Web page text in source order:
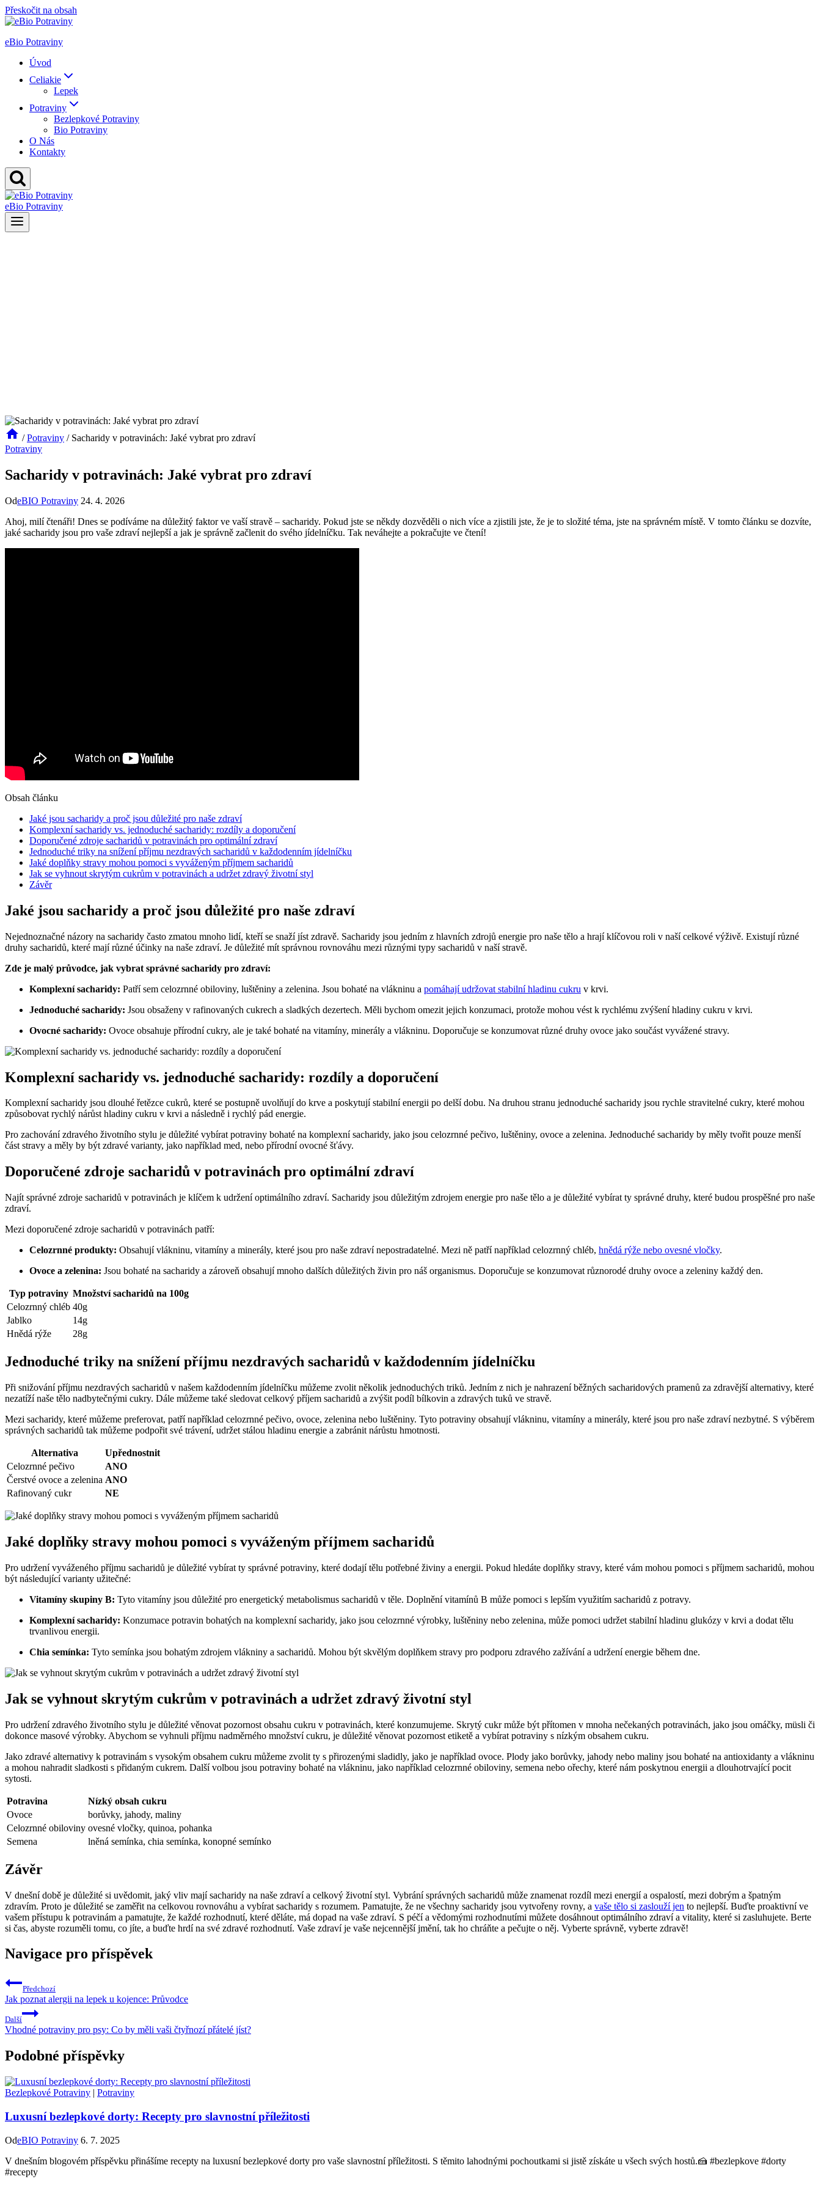
Přeskočit na obsah
eBio Potraviny
Úvod
Celiakie
Lepek
Potraviny
Bezlepkové Potraviny
Bio Potraviny
O Nás
Kontakty
eBio Potraviny
/ Potraviny / Sacharidy v potravinách: Jaké vybrat pro zdraví
Potraviny
Sacharidy v potravinách: Jaké vybrat pro zdraví
OdeBIO Potraviny 24. 4. 2026
Ahoj, milí čtenáři! Dnes se podíváme na důležitý faktor ve vaší stravě – sacharidy. Pokud jste se někdy dozvěděli o nich více a zjistili jste, že je to složité téma, jste na správném místě. V tomto článku se dozvíte,
jaké sacharidy jsou pro vaše zdraví nejlepší a jak je správně začlenit do svého jídelníčku. Tak neváhejte a pokračujte ve čtení!
Obsah článku
Jaké jsou sacharidy a proč jsou důležité pro naše zdraví
Komplexní sacharidy vs. jednoduché sacharidy: rozdíly a doporučení
Doporučené zdroje sacharidů v potravinách pro optimální zdraví
Jednoduché triky na snížení příjmu nezdravých sacharidů v každodenním jídelníčku
Jaké doplňky stravy mohou pomoci s vyváženým příjmem sacharidů
Jak se vyhnout skrytým cukrům v potravinách a udržet zdravý životní styl
Závěr
Jaké jsou sacharidy a proč jsou důležité pro naše zdraví
Nejednoznačné názory na sacharidy často zmatou mnoho lidí, kteří se snaží jíst zdravě. Sacharidy jsou jedním z hlavních zdrojů energie pro naše tělo a hrají klíčovou roli v naší celkové výživě. Existují různé
druhy sacharidů, které mají různé účinky na naše zdraví. Je důležité mít správnou rovnováhu mezi různými typy sacharidů v naší stravě.
Zde je malý průvodce, jak vybrat správné sacharidy pro zdraví:
Komplexní sacharidy: Patří sem celozrnné obiloviny, luštěniny a zelenina. Jsou bohaté na vlákninu a pomáhají udržovat stabilní hladinu cukru v krvi.
Jednoduché sacharidy: Jsou obsaženy v rafinovaných cukrech a sladkých dezertech. Měli bychom omezit jejich konzumaci, protože mohou vést k rychlému zvýšení hladiny cukru v krvi.
Ovocné sacharidy: Ovoce obsahuje přírodní cukry, ale je také bohaté na vitamíny, minerály a vlákninu. Doporučuje se konzumovat různé druhy ovoce jako součást vyvážené stravy.
Komplexní sacharidy vs. jednoduché sacharidy: rozdíly a doporučení
Komplexní sacharidy jsou dlouhé řetězce cukrů, které se postupně uvolňují do krve a poskytují stabilní energii po delší dobu. Na druhou stranu jednoduché sacharidy jsou rychle stravitelné cukry, které mohou
způsobovat rychlý nárůst hladiny cukru v krvi a následně i rychlý pád energie.
Pro zachování zdravého životního stylu je důležité vybírat potraviny bohaté na komplexní sacharidy, jako jsou celozrnné pečivo, luštěniny, ovoce a zelenina. Jednoduché sacharidy by měly tvořit pouze menší
část stravy a měly by být zdravé varianty, jako například med, nebo přírodní ovocné šťávy.
Doporučené zdroje sacharidů v potravinách pro optimální zdraví
Najít správné zdroje sacharidů v potravinách je klíčem k udržení optimálního zdraví. Sacharidy jsou důležitým zdrojem energie pro naše tělo a je důležité vybírat ty správné druhy, které budou prospěšné pro naše
zdraví.
Mezi doporučené zdroje sacharidů v potravinách patří:
Celozrnné produkty: Obsahují vlákninu, vitamíny a minerály, které jsou pro naše zdraví nepostradatelné. Mezi ně patří například celozrnný chléb, hnědá rýže nebo ovesné vločky.
Ovoce a zelenina: Jsou bohaté na sacharidy a zároveň obsahují mnoho dalších důležitých živin pro náš organismus. Doporučuje se konzumovat různorodé druhy ovoce a zeleniny každý den.
Typ potraviny Množství sacharidů na 100g
Celozrnný chléb 40g
Jablko
14g
Hnědá rýže
28g
Jednoduché triky na snížení příjmu nezdravých sacharidů v každodenním jídelníčku
Při snižování příjmu nezdravých sacharidů v našem každodenním jídelníčku můžeme zvolit několik jednoduchých triků. Jedním z nich je nahrazení běžných sacharidových pramenů za zdravější alternativy, které
nezatíží naše tělo nadbytečnými cukry. Dále můžeme také sledovat celkový příjem sacharidů a zvýšit podíl bílkovin a zdravých tuků ve stravě.
Mezi sacharidy, které můžeme preferovat, patří například celozrnné pečivo, ovoce, zelenina nebo luštěniny. Tyto potraviny obsahují vlákninu, vitamíny a minerály, které jsou pro naše zdraví nezbytné. S výběrem
správných sacharidů tak můžeme podpořit své trávení, udržet stálou hladinu energie a zabránit nárůstu hmotnosti.
Alternativa
Upřednostnit
Celozrnné pečivo
ANO
Čerstvé ovoce a zelenina ANO
Rafinovaný cukr
NE
Jaké doplňky stravy mohou pomoci s vyváženým příjmem sacharidů
Pro udržení vyváženého příjmu sacharidů je důležité vybírat ty správné potraviny, které dodají tělu potřebné živiny a energii. Pokud hledáte doplňky stravy, které vám mohou pomoci s příjmem sacharidů, mohou
být následující varianty užitečné:
Vitamíny skupiny B: Tyto vitamíny jsou důležité pro energetický metabolismus sacharidů v těle. Doplnění vitamínů B může pomoci s lepším využitím sacharidů z potravy.
Komplexní sacharidy: Konzumace potravin bohatých na komplexní sacharidy, jako jsou celozrnné výrobky, luštěniny nebo zelenina, může pomoci udržet stabilní hladinu glukózy v krvi a dodat tělu
trvanlivou energii.
Chia semínka: Tyto semínka jsou bohatým zdrojem vlákniny a sacharidů. Mohou být skvělým doplňkem stravy pro podporu zdravého zažívání a udržení energie během dne.
Jak se vyhnout skrytým cukrům v potravinách a udržet zdravý životní styl
Pro udržení zdravého životního stylu je důležité věnovat pozornost obsahu cukru v potravinách, které konzumujeme. Skrytý cukr může být přítomen v mnoha nečekaných potravinách, jako jsou omáčky, müsli či
dokonce masové výrobky. Abychom se vyhnuli příjmu nadměrného množství cukru, je důležité věnovat pozornost etiketě a vybírat potraviny s nízkým obsahem cukru.
Jako zdravé alternativy k potravinám s vysokým obsahem cukru můžeme zvolit ty s přirozenými sladidly, jako je například ovoce. Plody jako borůvky, jahody nebo maliny jsou bohaté na antioxidanty a vlákninu
a mohou nahradit sladkosti s přidaným cukrem. Další volbou jsou potraviny bohaté na vlákninu, jako například celozrnné obiloviny, semena nebo ořechy, které nám poskytnou energii a dlouhotrvající pocit
sytosti.
Potravina
Nízký obsah cukru
Ovoce
borůvky, jahody, maliny
Celozrnné obiloviny ovesné vločky, quinoa, pohanka
Semena
lněná semínka, chia semínka, konopné semínko
Závěr
V dnešní době je důležité si uvědomit, jaký vliv mají sacharidy na naše zdraví a celkový životní styl. Vybrání správných sacharidů může znamenat rozdíl mezi energií a ospalostí, mezi dobrým a špatným
zdravím. Proto je důležité se zaměřit na celkovou rovnováhu a vybírat sacharidy s rozumem. Pamatujte, že ne všechny sacharidy jsou vytvořeny rovny, a vaše tělo si zaslouží jen to nejlepší. Buďte proaktivní ve
vašem přístupu k potravinám a pamatujte, že každé rozhodnutí, které děláte, má dopad na vaše zdraví. S péčí a vědomými rozhodnutími můžete dosáhnout optimálního zdraví a vitality, které si zasluhujete. Berte
si čas, abyste rozuměli tomu, co jíte, a buďte hrdí na své zdravé rozhodnutí. Vaše zdraví je vaše nejcennější jmění, tak ho chráňte a pečujte o něj. Vyberte správně, vyberte zdravě!
Navigace pro příspěvek
Předchozí
Jak poznat alergii na lepek u kojence: Průvodce
Další
Vhodné potraviny pro psy: Co by měli vaši čtyřnozí přátelé jíst?
Podobné příspěvky
Bezlepkové Potraviny | Potraviny
Luxusní bezlepkové dorty: Recepty pro slavnostní příležitosti
OdeBIO Potraviny 6. 7. 2025
V dnešním blogovém příspěvku přinášíme recepty na luxusní bezlepkové dorty pro vaše slavnostní příležitosti. S těmito lahodnými pochoutkami si jistě získáte u všech svých hostů.🍰 #bezlepkove #dorty
#recepty